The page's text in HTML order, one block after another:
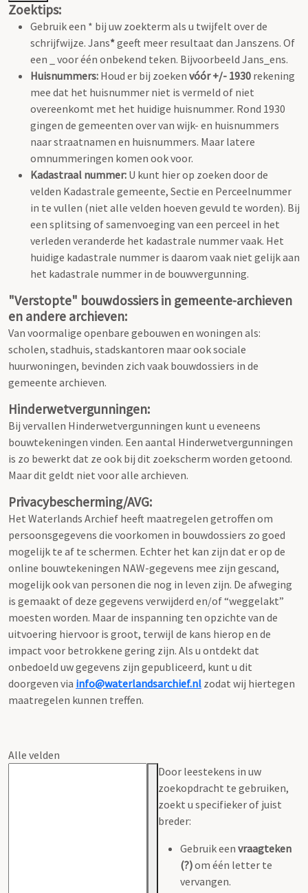
Zoektips:
Gebruik een * bij uw zoekterm als u twijfelt over de
schrijfwijze. Jans*geeft meer resultaat dan Janszens. Of
een _ voor één onbekend teken. Bijvoorbeeld Jans_ens.
Huisnummers: Houd er bij zoeken vóór +/- 1930 rekening
mee dat het huisnummer niet is vermeld of niet
overeenkomt met het huidige huisnummer. Rond 1930
gingen de gemeenten over van wijk- en huisnummers
naar straatnamen en huisnummers. Maar latere
omnummeringen komen ook voor.
Kadastraal nummer: U kunt hier op zoeken door de
velden Kadastrale gemeente, Sectie en Perceelnummer
in te vullen (niet alle velden hoeven gevuld te worden). Bij
een splitsing of samenvoeging van een perceel in het
verleden veranderde het kadastrale nummer vaak. Het
huidige kadastrale nummer is daarom vaak niet gelijk aan
het kadastrale nummer in de bouwvergunning.
"Verstopte" bouwdossiers in gemeente-archieven
en andere archieven:
Van voormalige openbare gebouwen en woningen als:
scholen, stadhuis, stadskantoren maar ook sociale
huurwoningen, bevinden zich vaak bouwdossiers in de
gemeente archieven.
Hinderwetvergunningen:
Bij vervallen Hinderwetvergunningen kunt u eveneens
bouwtekeningen vinden. Een aantal Hinderwetvergunningen
is zo bewerkt dat ze ook bij dit zoekscherm worden getoond.
Maar dit geldt niet voor alle archieven.
Privacybescherming/AVG:
Het Waterlands Archief heeft maatregelen getroffen om
persoonsgegevens die voorkomen in bouwdossiers zo goed
mogelijk te af te schermen. Echter het kan zijn dat er op de
online bouwtekeningen NAW-gegevens mee zijn gescand,
mogelijk ook van personen die nog in leven zijn. De afweging
is gemaakt of deze gegevens verwijderd en/of “weggelakt”
moesten worden. Maar de inspanning ten opzichte van de
uitvoering hiervoor is groot, terwijl de kans hierop en de
impact voor betrokkene gering zijn. Als u ontdekt dat
onbedoeld uw gegevens zijn gepubliceerd, kunt u dit
doorgeven via info@waterlandsarchief.nl zodat wij hiertegen
maatregelen kunnen treffen.
Alle velden
Door leestekens in uw
zoekopdracht te gebruiken,
zoekt u specifieker of juist
breder:
Gebruik een vraagteken
(?)om één letter te
vervangen.